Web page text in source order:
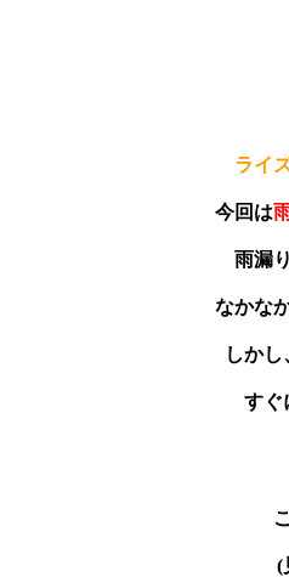
ライ
今回は
雨漏
なかな
しか
すぐ
(